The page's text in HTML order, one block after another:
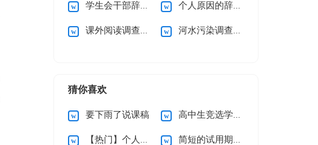
学生会干部辞职申请书 个人原因的辞职信
课外阅读调查报告15篇 河水污染调查报告
猜你喜欢
要下雨了说课稿 高中生竞选学习委员演讲稿
【热门】个人辞职申请书 简短的试用期辞职报告3篇